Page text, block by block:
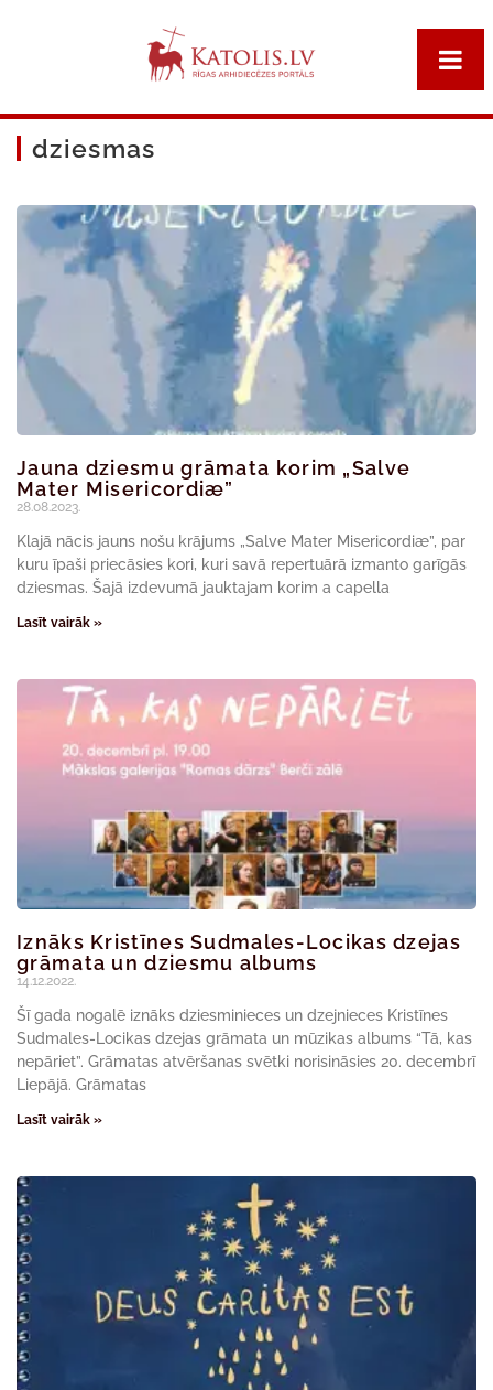
dziesmas
Jauna dziesmu grāmata korim „Salve
Mater Misericordiæ”
28.08.2023.
Klajā nācis jauns nošu krājums „Salve Mater Misericordiæ”, par
kuru īpaši priecāsies kori, kuri savā repertuārā izmanto garīgās
dziesmas. Šajā izdevumā jauktajam korim a capella
Lasīt vairāk »
Iznāks Kristīnes Sudmales-Locikas dzejas
grāmata un dziesmu albums
14.12.2022.
Šī gada nogalē iznāks dziesminieces un dzejnieces Kristīnes
Sudmales-Locikas dzejas grāmata un mūzikas albums “Tā, kas
nepāriet”. Grāmatas atvēršanas svētki norisināsies 20. decembrī
Liepājā. Grāmatas
Lasīt vairāk »